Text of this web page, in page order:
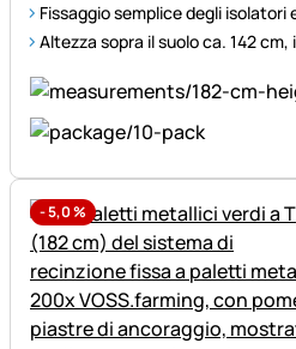
Fissaggio semplice degli isolatori
Altezza sopra il suolo ca. 142
-5,0%